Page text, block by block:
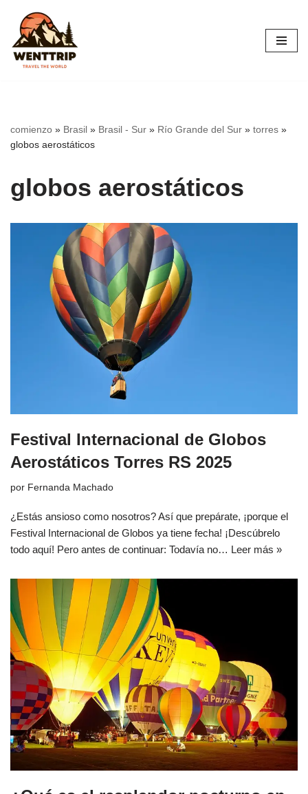
Saltar
al
contenido
comienzo » Brasil » Brasil - Sur » Río Grande del Sur » torres »
globos aerostáticos
globos aerostáticos
Festival Internacional de Globos
Aerostáticos Torres RS 2025
por Fernanda Machado
¿Estás ansioso como nosotros? Así que prepárate, ¡porque el
Festival Internacional de Globos ya tiene fecha! ¡Descúbrelo
todo aquí! Pero antes de continuar: Todavía no… Leer más »